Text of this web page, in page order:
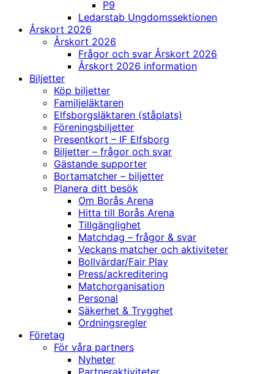
P9
Ledarstab Ungdomssektionen
Årskort 2026
Årskort 2026
Frågor och svar Årskort 2026
Årskort 2026 information
Biljetter
Köp biljetter
Familjeläktaren
Elfsborgsläktaren (ståplats)
Föreningsbiljetter
Presentkort – IF Elfsborg
Biljetter – frågor och svar
Gästande supporter
Bortamatcher – biljetter
Planera ditt besök
Om Borås Arena
Hitta till Borås Arena
Tillgänglighet
Matchdag – frågor & svar
Veckans matcher och aktiviteter
Bollvärdar/Fair Play
Press/ackreditering
Matchorganisation
Personal
Säkerhet & Trygghet
Ordningsregler
Företag
För våra partners
Nyheter